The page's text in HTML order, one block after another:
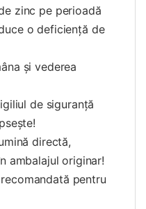
zinc pe perioadă
o deficiență de
şi vederea
de siguranţă
directă,
ambalajul originar!
pentru